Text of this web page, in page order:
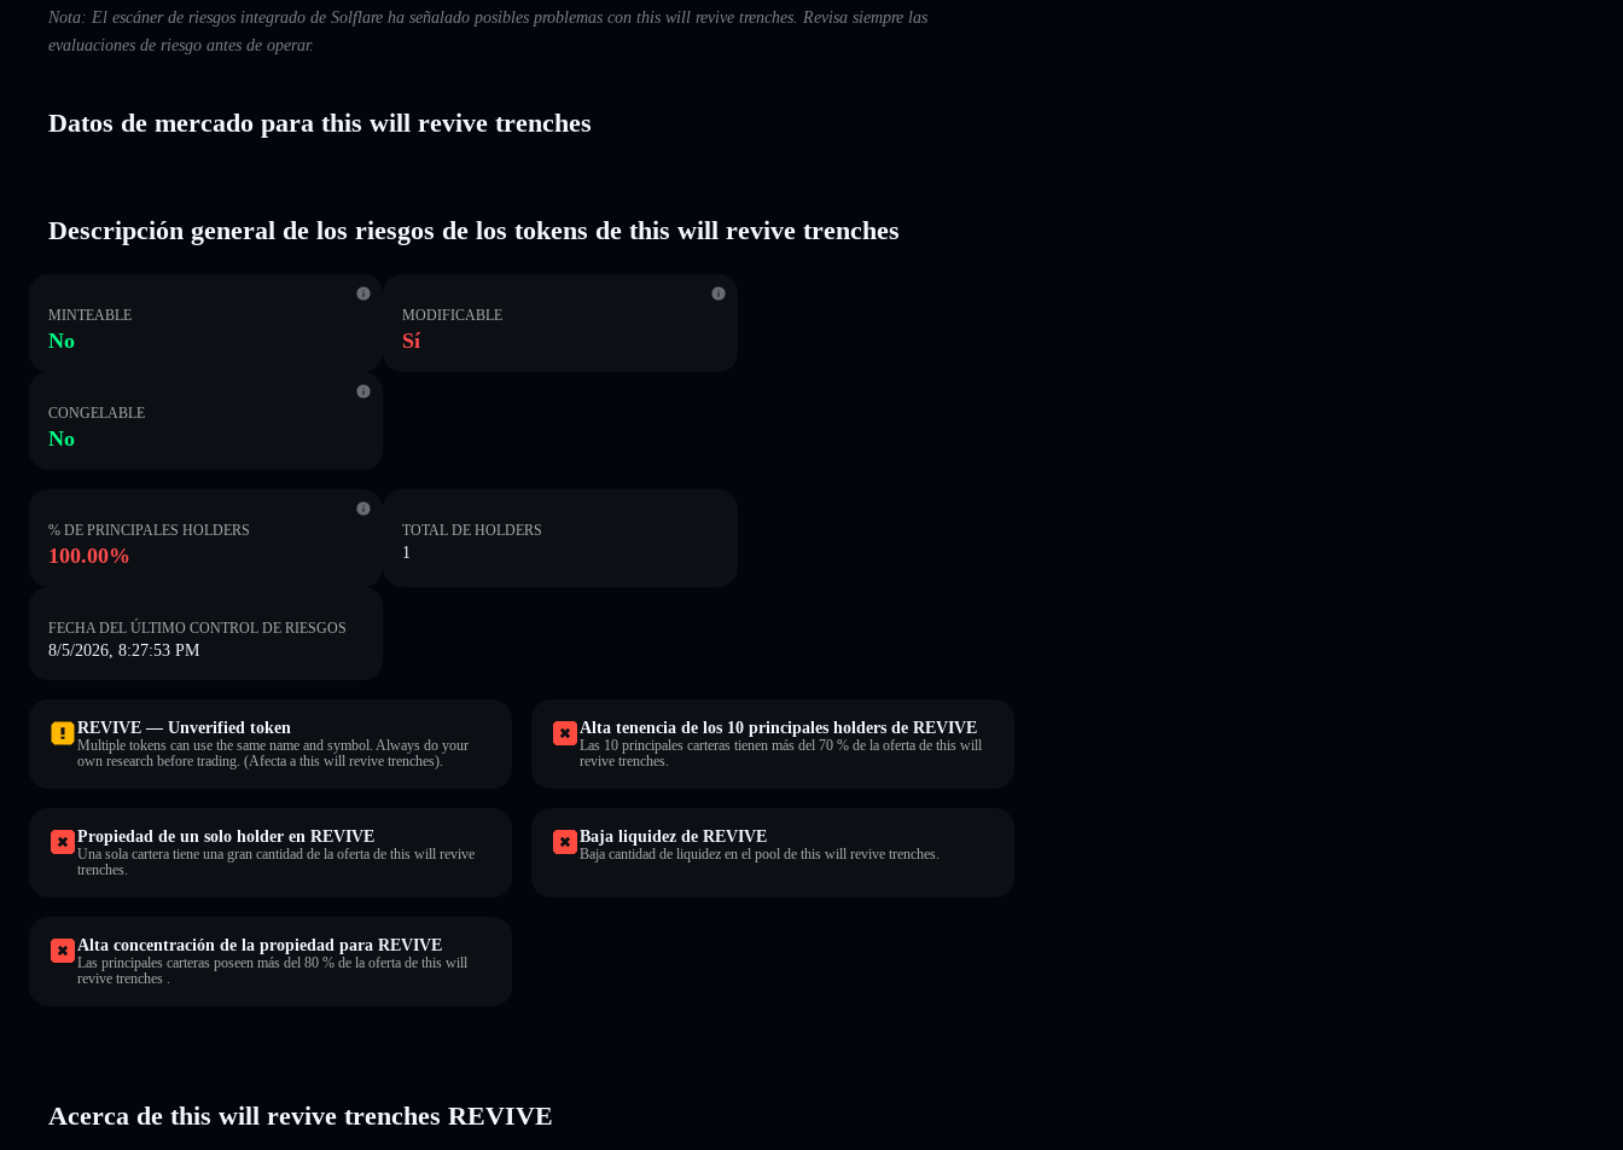
Nota: El escáner de riesgos integrado de Solflare ha señalado posibles problemas con this will revive trenches. Revisa siempre las
evaluaciones de riesgo antes de operar.
Datos de mercado para this will revive trenches
Descripción general de los riesgos de los tokens de this will revive trenches
MINTEABLE
No
MODIFICABLE
Sí
CONGELABLE
No
% DE PRINCIPALES HOLDERS
100.00%
TOTAL DE HOLDERS
1
FECHA DEL ÚLTIMO CONTROL DE RIESGOS
8/5/2026, 8:27:53 PM
REVIVE — Unverified token
Multiple tokens can use the same name and symbol. Always do your
own research before trading. (Afecta a this will revive trenches).
Alta tenencia de los 10 principales holders de REVIVE
Las 10 principales carteras tienen más del 70 % de la oferta de this will
revive trenches.
Propiedad de un solo holder en REVIVE
Una sola cartera tiene una gran cantidad de la oferta de this will revive
trenches.
Baja liquidez de REVIVE
Baja cantidad de liquidez en el pool de this will revive trenches.
Alta concentración de la propiedad para REVIVE
Las principales carteras poseen más del 80 % de la oferta de this will
revive trenches .
Acerca de this will revive trenches REVIVE